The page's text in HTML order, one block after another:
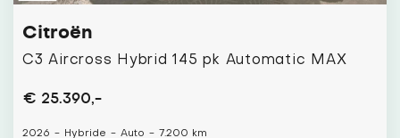
Citroën
C3 Aircross Hybrid 145 pk Automatic MAX
€ 25.390,-
2026 - Hybride - Auto - 7.200 km